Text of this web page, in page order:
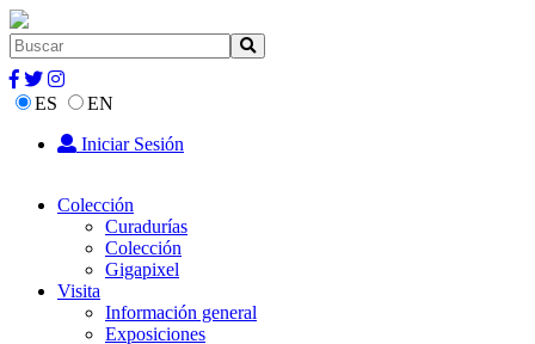
ES
EN
Iniciar Sesión
Colección
Curadurías
Colección
Gigapixel
Visita
Información general
Exposiciones